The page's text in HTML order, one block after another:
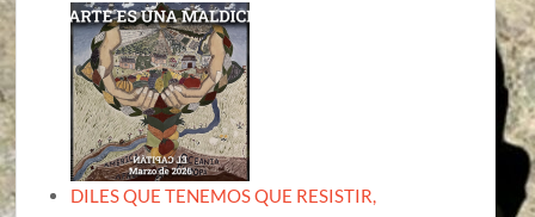
DILES QUE TENEMOS QUE RESISTIR,